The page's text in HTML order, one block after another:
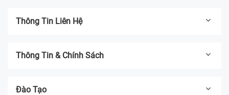
Thông Tin Liên Hệ
Thông Tin & Chính Sách
Đào Tạo